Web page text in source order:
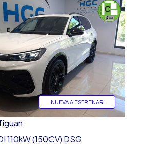
NUEVA A ESTRENAR
110kW (150CV) DSG